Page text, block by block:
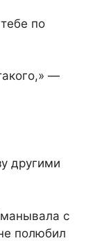
по
—
другими
с
полюбил